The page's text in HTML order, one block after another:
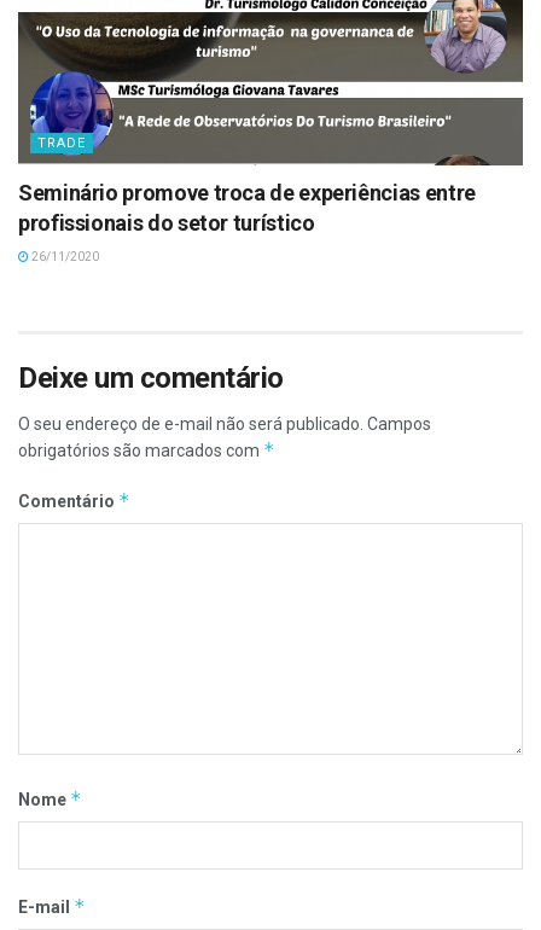
TRADE
Seminário promove troca de experiências entre
profissionais do setor turístico
26/11/2020
Deixe um comentário
O seu endereço de e-mail não será publicado. Campos
obrigatórios são marcados com *
Comentário *
Nome *
E-mail *